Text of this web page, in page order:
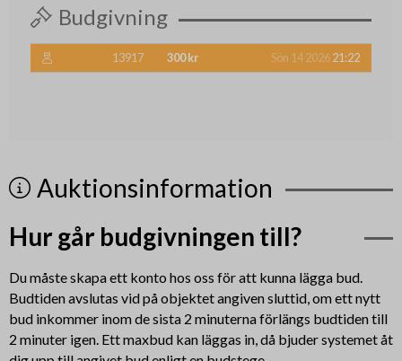
Budgivning
13917 300 kr Sön 14 202621:22
Auktionsinformation
Hur går budgivningen till?
Du måste skapa ett konto hos oss för att kunna lägga bud.
Budtiden avslutas vid på objektet angiven sluttid, om ett nytt
bud inkommer inom de sista 2 minuterna förlängs budtiden till
2 minuter igen. Ett maxbud kan läggas in, då bjuder systemet åt